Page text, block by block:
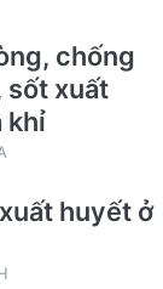
chống
sốt xuất
khỉ
huyết ở